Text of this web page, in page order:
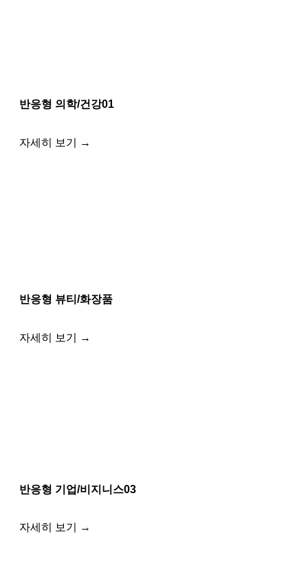
반응형 의학/건강01
자세히 보기 →
반응형 뷰티/화장품
자세히 보기 →
반응형 기업/비지니스03
자세히 보기 →